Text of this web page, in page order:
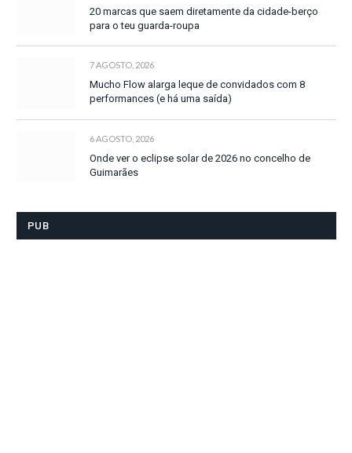
20 marcas que saem diretamente da cidade-berço
para o teu guarda-roupa
7 AGOSTO, 2026
Mucho Flow alarga leque de convidados com 8
performances (e há uma saída)
6 AGOSTO, 2026
Onde ver o eclipse solar de 2026 no concelho de
Guimarães
PUB